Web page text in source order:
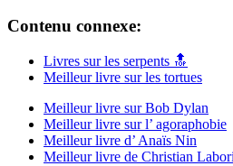
Contenu connexe:
Livres sur les serpents 🔝
Meilleur livre sur les tortues
Meilleur livre sur Bob Dylan
Meilleur livre sur l’ agoraphobie
Meilleur livre d’ Anaïs Nin
Meilleur livre de Christian